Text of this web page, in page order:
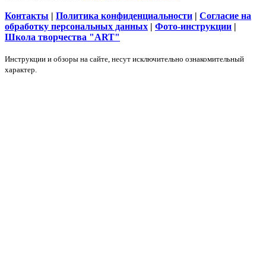
Контакты | Политика конфиденциальности | Согласие на
обработку персональных данных | Фото-инструкции |
Школа творчества "ART"
Инструкции и обзоры на сайте, несут исключительно ознакомительный
характер.